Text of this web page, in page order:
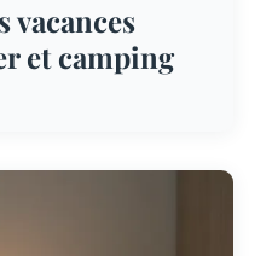
vacances
et camping